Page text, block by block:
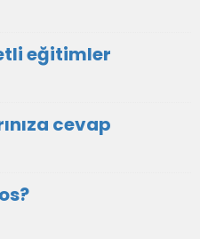
eğitimler
cevap